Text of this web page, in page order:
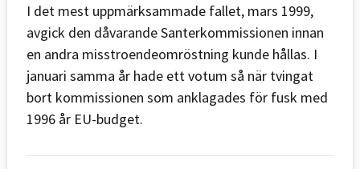
I det mest uppmärksammade fallet, mars 1999,
avgick den dåvarande Santerkommissionen innan
en andra misstroendeomröstning kunde hållas. I
januari samma år hade ett votum så när tvingat
bort kommissionen som anklagades för fusk med
1996 år EU-budget.